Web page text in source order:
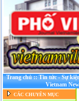
Trang chủ::Tin tức - Sự
Vietnam
CÁC CHUYÊN MỤC